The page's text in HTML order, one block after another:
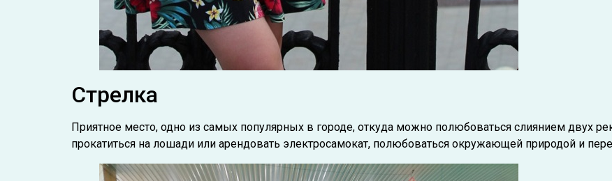
Стрелка
Приятное место, одно из самых популярных в городе, откуда можно полюбоваться слиянием двух
прокатиться на лошади или арендовать электросамокат, полюбоваться окружающей природой и